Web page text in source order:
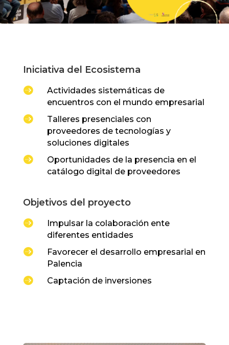
Iniciativa del Ecosistema

Actividades sistemáticas de
encuentros con el mundo empresarial

Talleres presenciales con
proveedores de tecnologías y
soluciones digitales

Oportunidades de la presencia en el
catálogo digital de proveedores
Objetivos del proyecto

Impulsar la colaboración ente
diferentes entidades

Favorecer el desarrollo empresarial en
Palencia
 Captación de inversiones